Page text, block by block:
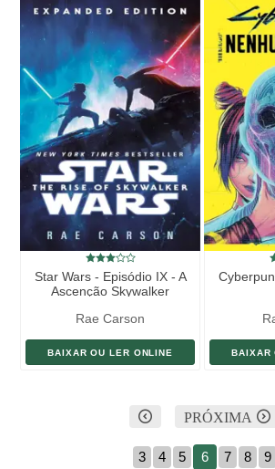
Star Wars - Episódio IX - A
Ascenção Skywalker
Rae Carson
BAIXAR OU LER ONLINE BAIXAR
PRÓXIMA
3 4 5 6 7 8 9